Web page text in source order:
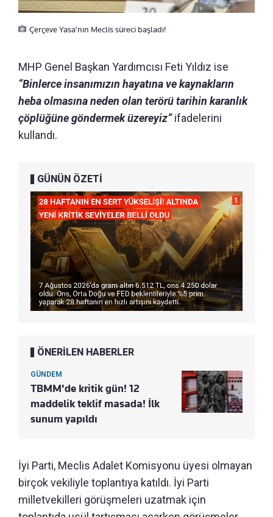
Çerçeve Yasa'nın Meclis süreci başladı!
MHP Genel Başkan Yardımcısı Feti Yıldız ise
“Binlerce insanımızın hayatına ve kaynakların
heba olmasına neden olan terörü tarihin karanlık
çöplüğüne göndermek üzereyiz”ifadelerini
kullandı.
GÜNÜN ÖZETİ
ÖNERİLEN HABERLER
GÜNDEM
TBMM'de kritik gün! 12
maddelik teklif masada! İlk
sunum yapıldı
İyi Parti, Meclis Adalet Komisyonu üyesi olmayan
birçok vekiliyle toplantıya katıldı. İyi Parti
milletvekilleri görüşmeleri uzatmak için